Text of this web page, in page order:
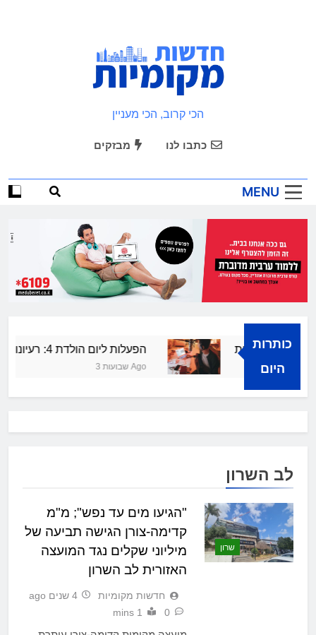
חדשות מקומיות
הכי קרוב, הכי מעניין
כתבו לנו מבזקים
MENU
כותרות
היום
הפעלות ליום הולדת 4: רעיונות מרעננים ושמחים
3 שבועות Ago
להצלחה קולית
לב השרון
שרון
"הגיעו מים עד נפש"; מ"מ
קדימה-צורן הגישה תביעה של
מיליוני שקלים נגד המועצה
האזורית לב השרון
חדשות מקומיות
4 שנים ago
0
1 mins